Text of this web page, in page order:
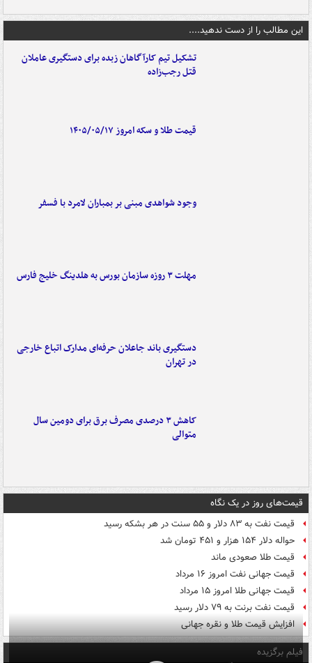
این مطالب را از دست ندهید....
تشکیل تیم کارآگاهان زبده برای دستگیری عاملان
قتل رجب‌زاده
قیمت طلا و سکه امروز ۱۴۰۵/۰۵/۱۷
وجود شواهدی مبنی بر بمباران لامرد با فسفر
مهلت ۳ روزه سازمان بورس به هلدینگ خلیج فارس
دستگیری باند جاعلان حرفه‌ای مدارک اتباع خارجی
در تهران
کاهش ۳ درصدی مصرف برق برای دومین سال
متوالی
قیمت‌های روز در یک نگاه
قیمت نفت به ۸۳ دلار و ۵۵ سنت در هر بشکه رسید
حواله دلار ۱۵۴ هزار و ۴۵۱ تومان شد
قیمت طلا صعودی ماند
قیمت جهانی نفت امروز ۱۶ مرداد
قیمت جهانی طلا امروز ۱۵ مرداد
قیمت نفت برنت به ۷۹ دلار رسید
افزایش قیمت طلا و نقره جهانی
فیلم برگزیده